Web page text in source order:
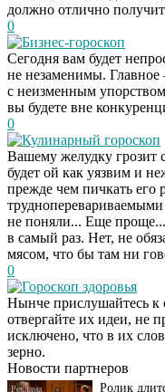
должно отлично
0
Бизнес-гороскоп
Сегодня вам будет
не незаменимы. Главное
с неизменным
вы будете вне
0
Кулинарный гороскоп
Вашему желудку грозит
будет ой как уязвим и
прежде чем пичкать
не поняли... Еще
в самый раз. Нет, не
мясом, что бы там ни
0
Гороскоп здоровья
Нынче прислушайтесь к
отвергайте их идеи, не
исключено, что в их
зерно.
Новости партнеров
Скрытая
пляже
люди
их не
Ролик